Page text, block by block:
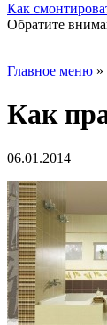
Как
Обратите
Главное меню »
Как
06.01.2014